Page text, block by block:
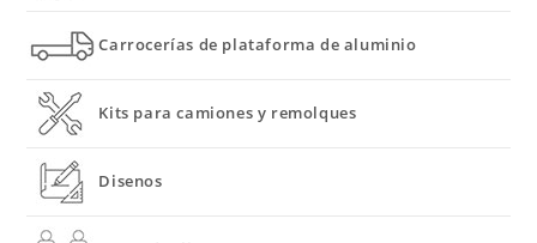
Carrocerías de plataforma de aluminio
Kits para camiones y remolques
Disenos